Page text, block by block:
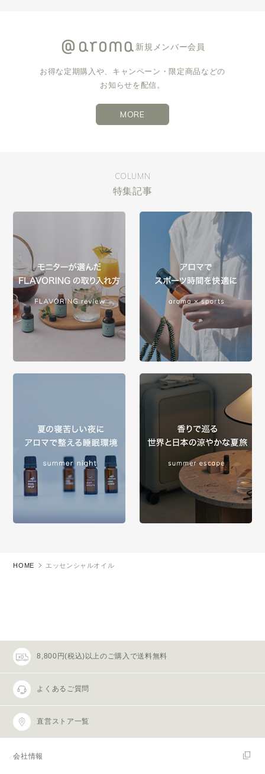
新規メンバー会員
お得な定期購入や、キャンペーン・限定商品などの
お知らせを配信。
MORE
COLUMN
特集記事
HOME エッセンシャルオイル
8,800円(税込)以上のご購入で送料無料
よくあるご質問
直営ストア一覧
会社情報